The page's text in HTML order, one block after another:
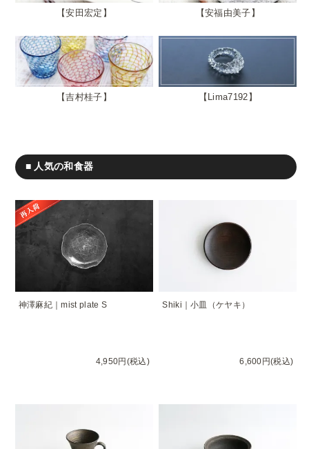
安田宏定 安福由美子
吉村桂子 Lima7192
■ 人気の和食器
神澤麻紀｜mist plate S
4,950円(税込)
Shiki｜小皿（ケヤキ）
6,600円(税込)